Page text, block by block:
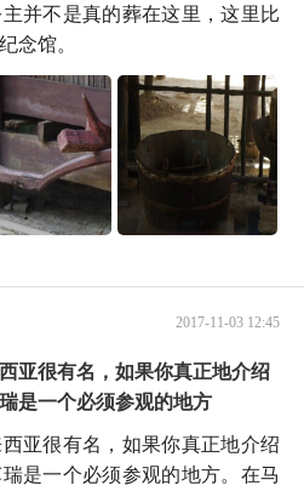
并不是真的葬在这里，这里比
念馆。
2017-11-03 12:45
亚很有名，如果你真正地介绍
是一个必须参观的地方
亚很有名，如果你真正地介绍
是一个必须参观的地方。在马